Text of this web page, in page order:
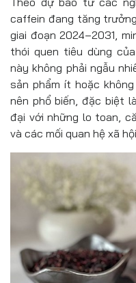
Khoa giáo
Multimedia
caffein đang tăng
giai đoạn 2024–2031,
thói quen tiêu dùng
này không phải ngẫu
sản phẩm ít hoặc
nên phổ biến, đặc biệt
đại với những lo toan,
và các mối quan hệ xã